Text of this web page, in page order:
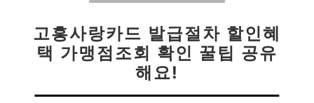
고흥사랑카드 발급절차 할인혜
택 가맹점조회 확인 꿀팁 공유
해요!